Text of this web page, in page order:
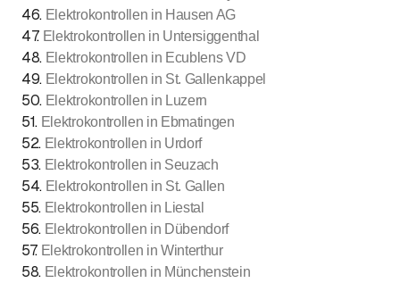
46. Elektrokontrollen in Hausen AG
47. Elektrokontrollen in Untersiggenthal
48. Elektrokontrollen in Ecublens VD
49. Elektrokontrollen in St. Gallenkappel
50. Elektrokontrollen in Luzern
51. Elektrokontrollen in Ebmatingen
52. Elektrokontrollen in Urdorf
53. Elektrokontrollen in Seuzach
54. Elektrokontrollen in St. Gallen
55. Elektrokontrollen in Liestal
56. Elektrokontrollen in Dübendorf
57. Elektrokontrollen in Winterthur
58. Elektrokontrollen in Münchenstein